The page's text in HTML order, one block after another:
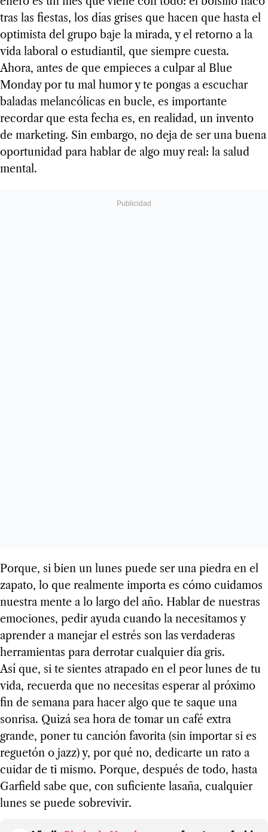
tras las fiestas, los días grises que hacen que hasta el
optimista del grupo baje la mirada, y el retorno a la
vida laboral o estudiantil, que siempre cuesta.
Ahora, antes de que empieces a culpar al Blue
Monday por tu mal humor y te pongas a escuchar
baladas melancólicas en bucle, es importante
recordar que esta fecha es, en realidad, un invento
de marketing. Sin embargo, no deja de ser una buena
oportunidad para hablar de algo muy real: la salud
mental.
Porque, si bien un lunes puede ser una piedra en el
zapato, lo que realmente importa es cómo cuidamos
nuestra mente a lo largo del año. Hablar de nuestras
emociones, pedir ayuda cuando la necesitamos y
aprender a manejar el estrés son las verdaderas
herramientas para derrotar cualquier día gris.
Así que, si te sientes atrapado en el peor lunes de tu
vida, recuerda que no necesitas esperar al próximo
fin de semana para hacer algo que te saque una
sonrisa. Quizá sea hora de tomar un café extra
grande, poner tu canción favorita (sin importar si es
reguetón o jazz) y, por qué no, dedicarte un rato a
cuidar de ti mismo. Porque, después de todo, hasta
Garfield sabe que, con suficiente lasaña, cualquier
lunes se puede sobrevivir.